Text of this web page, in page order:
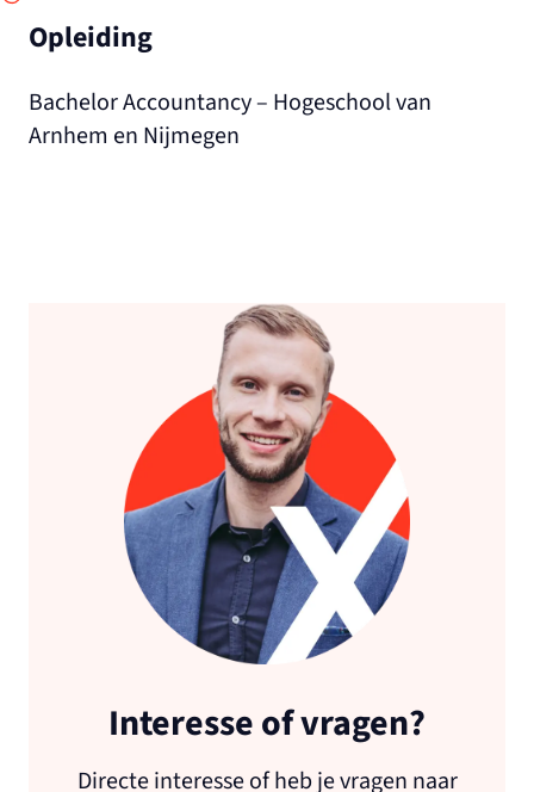
Opleiding
Bachelor Accountancy – Hogeschool van
Arnhem en Nijmegen
Interesse of vragen?
Directe interesse of heb je vragen naar